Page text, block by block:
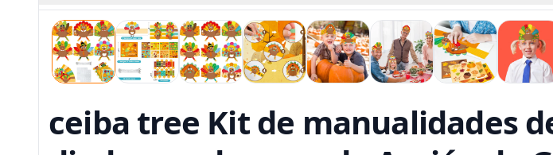
ceiba tree Kit de manualidades